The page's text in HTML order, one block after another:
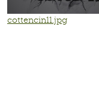
cottencin11.jpg